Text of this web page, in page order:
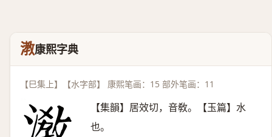
漖康熙字典
【巳集上】【水字部】 康熙笔画：15 部外笔画：11
【集韻】居效切，音敎。【玉篇】水
也。